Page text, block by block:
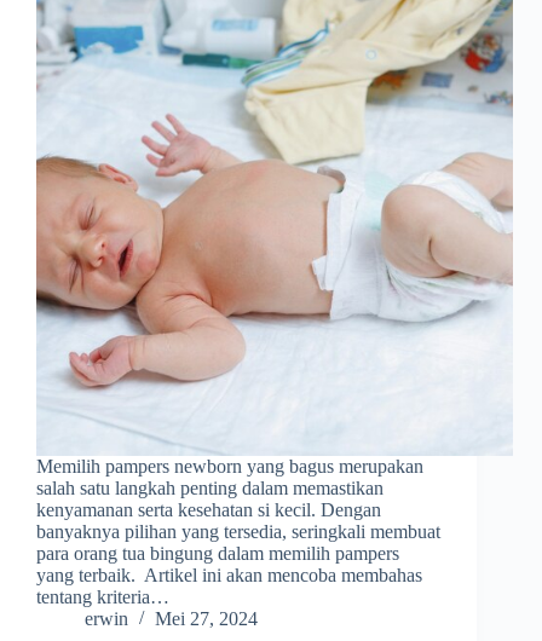
Memilih pampers newborn yang bagus merupakan
salah satu langkah penting dalam memastikan
kenyamanan serta kesehatan si kecil. Dengan
banyaknya pilihan yang tersedia, seringkali membuat
para orang tua bingung dalam memilih pampers
yang terbaik. Artikel ini akan mencoba membahas
tentang kriteria…
erwin
Mei 27, 2024